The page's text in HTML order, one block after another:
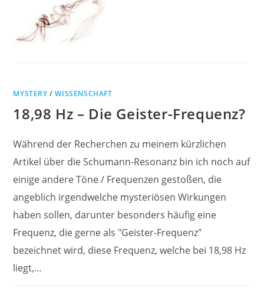
MYSTERY /WISSENSCHAFT
18,98 Hz – Die Geister-Frequenz?
Während der Recherchen zu meinem kürzlichen
Artikel über die Schumann-Resonanz bin ich noch auf
einige andere Töne / Frequenzen gestoßen, die
angeblich irgendwelche mysteriösen Wirkungen
haben sollen, darunter besonders häufig eine
Frequenz, die gerne als "Geister-Frequenz"
bezeichnet wird, diese Frequenz, welche bei 18,98 Hz
liegt,…